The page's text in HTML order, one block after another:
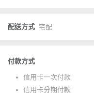
配送方式 宅配
付款方式
信用卡一次付款
信用卡分期付款